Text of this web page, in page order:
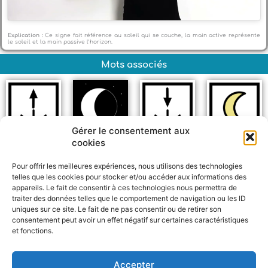
Gérer le consentement aux
cookies
Pour offrir les meilleures expériences, nous utilisons des technologies
telles que les cookies pour stocker et/ou accéder aux informations des
appareils. Le fait de consentir à ces technologies nous permettra de
traiter des données telles que le comportement de navigation ou les ID
uniques sur ce site. Le fait de ne pas consentir ou de retirer son
consentement peut avoir un effet négatif sur certaines caractéristiques
et fonctions.
Accepter
Explication :Ce signe fait référence au soleil qui se couche, la main active représente
le soleil et la main passive l’horizon.
Mots associés
Lune
a
h
e
s
a